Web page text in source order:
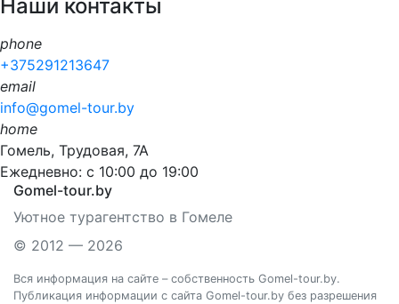
Наши контакты
phone
+375291213647
email
info@gomel-tour.by
home
Гомель, Трудовая, 7А
Ежедневно: с 10:00 до 19:00
Gomel-tour.by
Уютное турагентство в Гомеле
© 2012 — 2026
Вся информация на сайте – собственность Gomel-tour.by.
Публикация информации с сайта Gomel-tour.by без разрешения